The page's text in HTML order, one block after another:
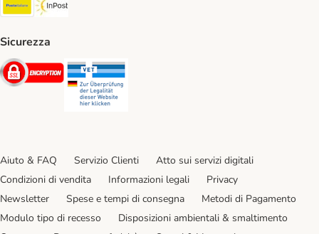
Sicurezza
Security
Aiuto & FAQ Servizio Clienti
Atto sui servizi digitali
Condizioni di vendita
Informazioni legali
Privacy
Newsletter
Spese e tempi di consegna
Metodi di Pagamento
Modulo tipo di recesso
Disposizioni ambientali & smaltimento